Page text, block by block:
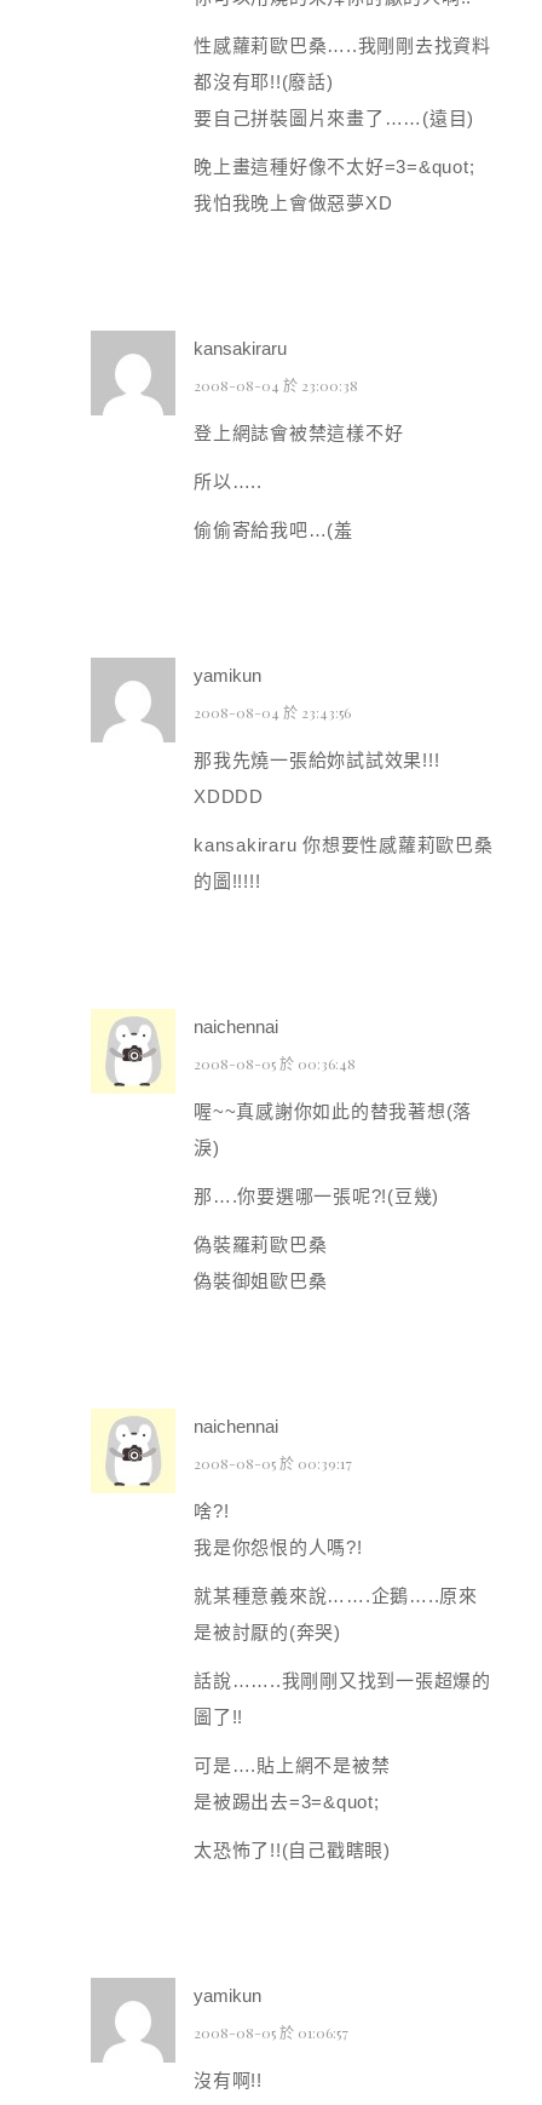
性感蘿莉歐巴桑…..我剛剛去找資料
都沒有耶!!(廢話)
要自己拼裝圖片來畫了……(遠目)
晚上畫這種好像不太好=3=&quot;
我怕我晚上會做惡夢XD
kansakiraru
2008-08-04 於 23:00:38
登上網誌會被禁這樣不好
所以…..
偷偷寄給我吧…(羞
yamikun
2008-08-04 於 23:43:56
那我先燒一張給妳試試效果!!!
XDDDD
kansakiraru 你想要性感蘿莉歐巴桑
的圖!!!!!
naichennai
2008-08-05 於 00:36:48
喔~~真感謝你如此的替我著想(落
淚)
那….你要選哪一張呢?!(豆幾)
偽裝羅莉歐巴桑
偽裝御姐歐巴桑
naichennai
2008-08-05 於 00:39:17
啥?!
我是你怨恨的人嗎?!
就某種意義來說…….企鵝…..原來
是被討厭的(奔哭)
話說……..我剛剛又找到一張超爆的
圖了!!
可是….貼上網不是被禁
是被踢出去=3=&quot;
太恐怖了!!(自己戳瞎眼)
yamikun
2008-08-05 於 01:06:57
沒有啊!!